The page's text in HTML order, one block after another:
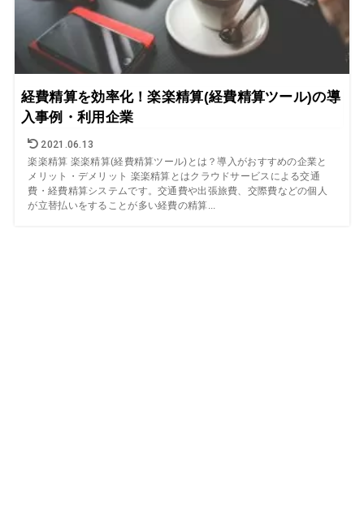
経費精算を効率化！楽楽精算(経費精算ツール)の導
入事例・利用企業
2021.06.13
楽楽精算 楽楽精算(経費精算ツール)とは？導入がおすすめの企業と
メリット・デメリット 楽楽精算とはクラウドサービスによる交通
費・経費精算システムです。交通費や出張旅費、交際費などの個人
が立替払いをすることが多い経費の精算...